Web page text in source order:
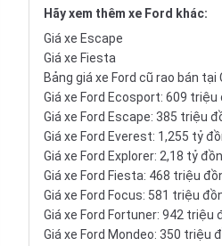
Hãy xem thêm xe Ford khác:
Giá xe Escape
Giá xe Fiesta
Bảng giá xe Ford cũ rao bán
Giá xe Ford Ecosport: 609 triệu
Giá xe Ford Escape: 385 triệu
Giá xe Ford Everest: 1,255 tỷ
Giá xe Ford Explorer: 2,18 tỷ
Giá xe Ford Fiesta: 468 triệu
Giá xe Ford Focus: 581 triệu
Giá xe Ford Fortuner: 942 triệu
Giá xe Ford Mondeo: 350 triệu